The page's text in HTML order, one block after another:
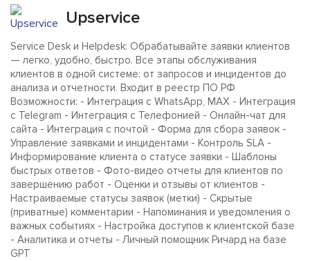
Upservice
Service Desk и Helpdesk: Обрабатывайте заявки клиентов
— легко, удобно, быстро. Все этапы обслуживания
клиентов в одной системе: от запросов и инцидентов до
анализа и отчетности. Входит в реестр ПО РФ
Возможности: - Интеграция с WhatsApp, MAX - Интеграция
с Telegram - Интеграция с Телефонией - Онлайн-чат для
сайта - Интеграция с почтой - Форма для сбора заявок -
Управление заявками и инцидентами - Контроль SLA -
Информирование клиента о статусе заявки - Шаблоны
быстрых ответов - Фото-видео отчеты для клиентов по
завершению работ - Оценки и отзывы от клиентов -
Настраиваемые статусы заявок (метки) - Скрытые
(приватные) комментарии - Напоминания и уведомления о
важных событиях - Настройка доступов к клиентской базе
- Аналитика и отчеты - Личный помощник Ричард на базе
GPT